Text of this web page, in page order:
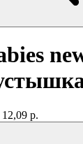
12,09 р.